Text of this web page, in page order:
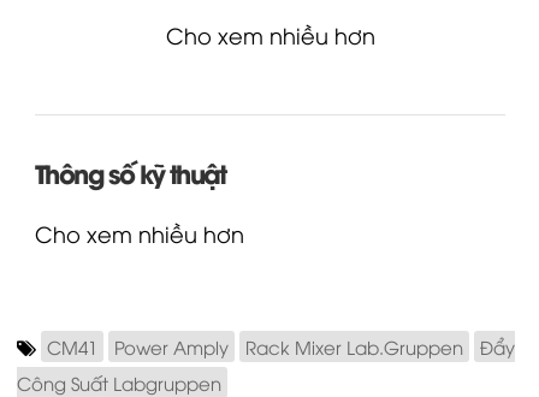
Cho xem nhiều hơn
Thông số kỹ thuật
Cho xem nhiều hơn
CM41 Power Amply Rack Mixer Lab.Gruppen
Đẩy
Công Suất Labgruppen